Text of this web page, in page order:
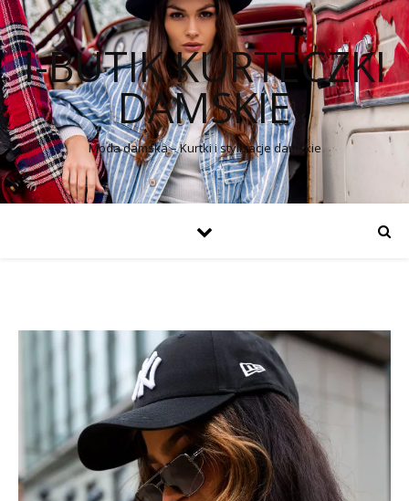
I-BUTIK KURTECZKI
DAMSKIE
Moda damska – Kurtki i stylizacje damskie